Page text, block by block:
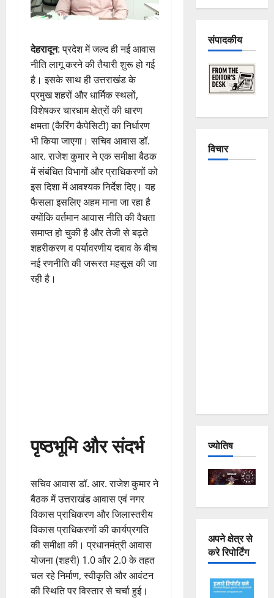
देहरादून: प्रदेश में जल्द ही नई आवास
नीति लागू करने की तैयारी शुरू हो गई
है। इसके साथ ही उत्तराखंड के
प्रमुख शहरों और धार्मिक स्थलों,
विशेषकर चारधाम क्षेत्रों की धारण
क्षमता (कैरिंग कैपेसिटी) का निर्धारण
भी किया जाएगा। सचिव आवास डॉ.
आर. राजेश कुमार ने एक समीक्षा बैठक
में संबंधित विभागों और प्राधिकरणों को
इस दिशा में आवश्यक निर्देश दिए। यह
फैसला इसलिए अहम माना जा रहा है
क्योंकि वर्तमान आवास नीति की वैधता
समाप्त हो चुकी है और तेजी से बढ़ते
शहरीकरण व पर्यावरणीय दबाव के बीच
नई रणनीति की जरूरत महसूस की जा
रही है।
पृष्ठभूमि और संदर्भ
सचिव आवास डॉ. आर. राजेश कुमार ने
बैठक में उत्तराखंड आवास एवं नगर
विकास प्राधिकरण और जिलास्तरीय
विकास प्राधिकरणों की कार्यप्रगति
की समीक्षा की। प्रधानमंत्री आवास
योजना (शहरी) 1.0 और 2.0 के तहत
चल रहे निर्माण, स्वीकृति और आवंटन
की स्थिति पर विस्तार से चर्चा हुई।
संपादकीय
विचार
ज्योतिष
अपने क्षेत्र से
करे रिपोर्टिंग